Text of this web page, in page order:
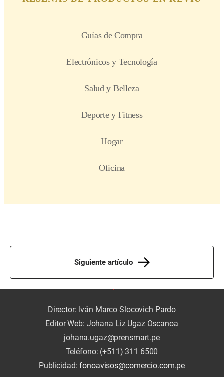
Siguiente artículo
Director: Iván Marco Slocovich Pardo
Editor Web: Johana Liz Ugaz Oscanoa
johana.ugaz@prensmart.pe
Teléfono: (+511) 311 6500
Publicidad:fonoavisos@comercio.com.pe